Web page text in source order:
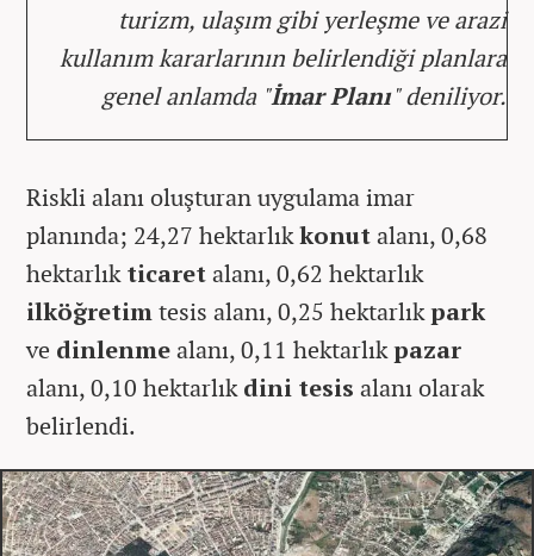
turizm, ulaşım gibi yerleşme ve arazi
kullanım kararlarının belirlendiği planlara
genel anlamda "İmar Planı" deniliyor.
Riskli alanı oluşturan uygulama imar
planında; 24,27 hektarlıkkonutalanı, 0,68
hektarlıkticaretalanı, 0,62 hektarlık
ilköğretimtesis alanı, 0,25 hektarlıkpark
ve dinlenmealanı, 0,11 hektarlıkpazar
alanı, 0,10 hektarlıkdini tesis alanı olarak
belirlendi.